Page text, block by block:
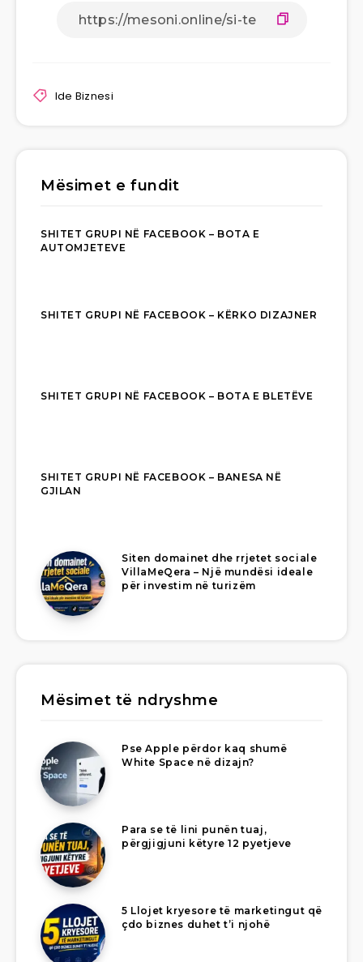
Ide Biznesi
Mësimet e fundit
SHITET GRUPI NË FACEBOOK – BOTA E
AUTOMJETEVE
SHITET GRUPI NË FACEBOOK – KËRKO DIZAJNER
SHITET GRUPI NË FACEBOOK – BOTA E BLETËVE
SHITET GRUPI NË FACEBOOK – BANESA NË
GJILAN
Siten domainet dhe rrjetet sociale
VillaMeQera – Një mundësi ideale
për investim në turizëm
Mësimet të ndryshme
Pse Apple përdor kaq shumë
White Space në dizajn?
Para se të lini punën tuaj,
përgjigjuni këtyre 12 pyetjeve
5 Llojet kryesore të marketingut që
çdo biznes duhet t’i njohë